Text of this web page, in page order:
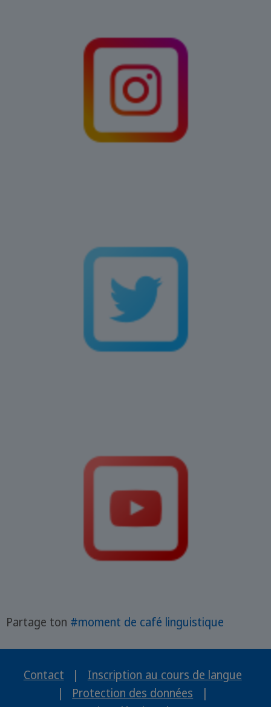
Partage ton #moment de café linguistique
Contact |
Inscription au cours de langue
|
Protection des données
|